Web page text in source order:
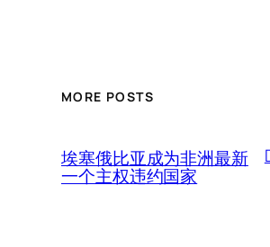
MORE POSTS
埃塞俄比亚成为非洲最新
一个主权违约国家